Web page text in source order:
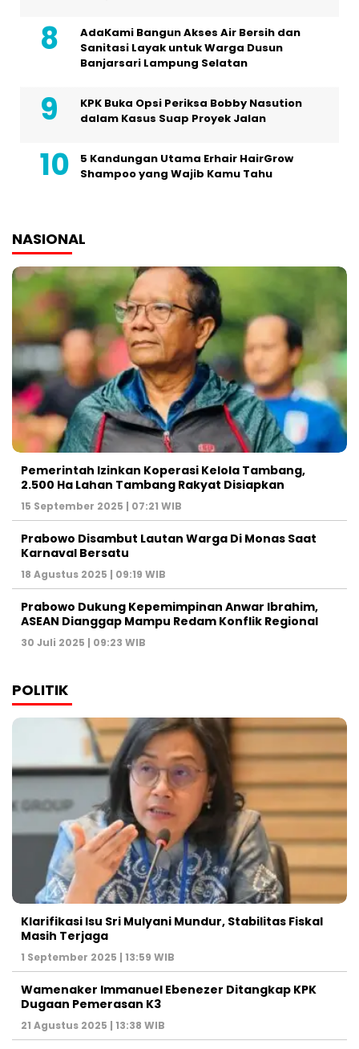
AdaKami Bangun Akses Air Bersih dan
Sanitasi Layak untuk Warga Dusun
Banjarsari Lampung Selatan
KPK Buka Opsi Periksa Bobby Nasution
dalam Kasus Suap Proyek Jalan
5 Kandungan Utama Erhair HairGrow
Shampoo yang Wajib Kamu Tahu
NASIONAL
Pemerintah Izinkan Koperasi Kelola Tambang,
2.500 Ha Lahan Tambang Rakyat Disiapkan
15 September 2025 | 07:21 WIB
Prabowo Disambut Lautan Warga Di Monas Saat
Karnaval Bersatu
18 Agustus 2025 | 09:19 WIB
Prabowo Dukung Kepemimpinan Anwar Ibrahim,
ASEAN Dianggap Mampu Redam Konflik Regional
30 Juli 2025 | 09:23 WIB
POLITIK
Klarifikasi Isu Sri Mulyani Mundur, Stabilitas Fiskal
Masih Terjaga
1 September 2025 | 13:59 WIB
Wamenaker Immanuel Ebenezer Ditangkap KPK
Dugaan Pemerasan K3
21 Agustus 2025 | 13:38 WIB